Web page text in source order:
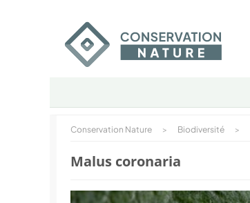
Conservation Nature > Biodiversité >
Malus coronaria